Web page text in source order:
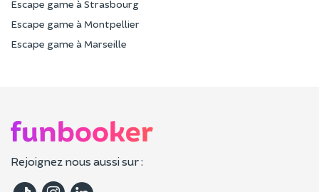
Escape game à Strasbourg
Escape game à Montpellier
Escape game à Marseille
Rejoignez nous aussi sur :